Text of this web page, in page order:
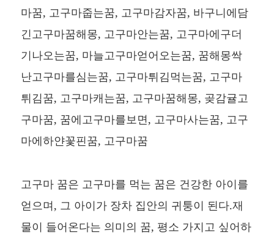
마꿈, 고구마줍는꿈, 고구마감자꿈, 바구니에담
긴고구마꿈해몽, 고구마안는꿈, 고구마에구더
기나오는꿈, 마늘고구마얻어오는꿈, 꿈해몽싹
난고구마를심는꿈, 고구마튀김먹는꿈, 고구마
튀김꿈, 고구마캐는꿈, 고구마꿈해몽, 곶감귤고
구마꿈, 꿈에고구마를보면, 고구마사는꿈, 고구
마에하얀꽃핀꿈, 고구마꿈
고구마 꿈은 고구마를 먹는 꿈은 건강한 아이를
얻으며, 그 아이가 장차 집안의 귀퉁이 된다.재
물이 들어온다는 의미의 꿈, 평소 가지고 싶어하